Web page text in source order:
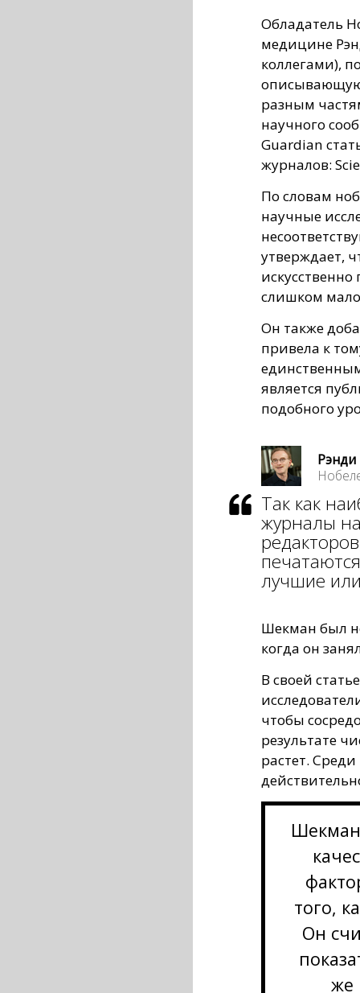
Обладатель
медицине
коллегами),
описывающую
разным
научного
Guardian
журналов:
По словам
научные
утверждает,
слишком
Он также
привела к
является
подобного
Рэнди
Так как
журналы
лучшие
Шекман был
когда он
В своей
чтобы
результате
растет.
Шекман
того,
Он
же